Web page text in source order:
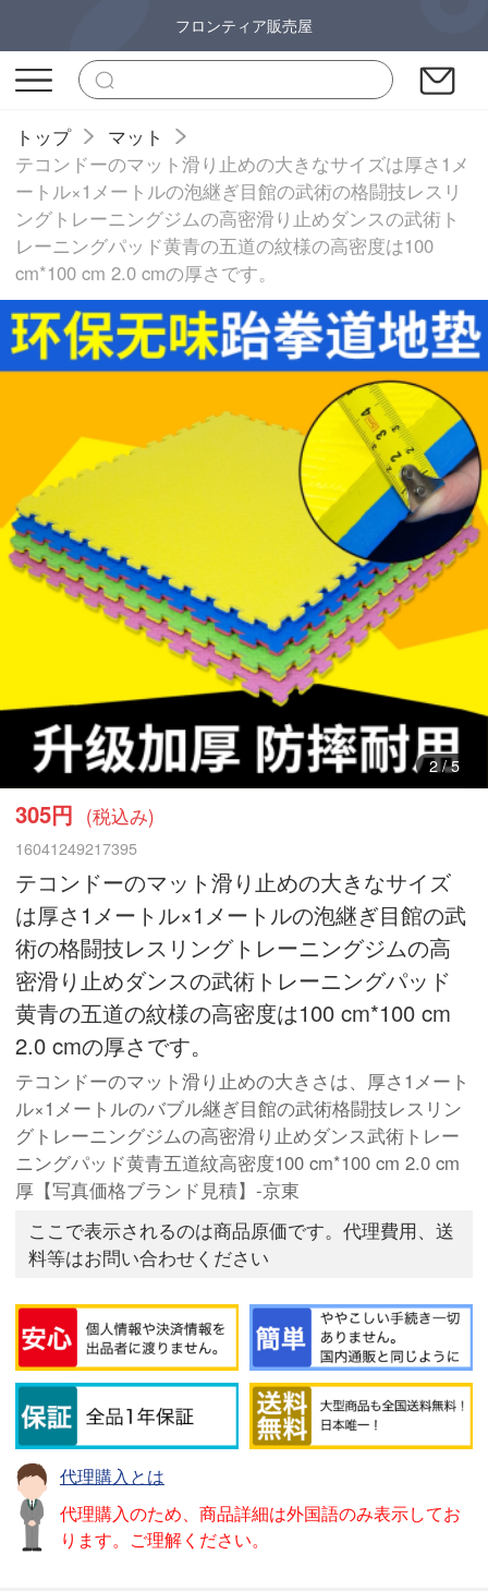
フロンティア販売屋
トップ
マット
テコンドーのマット滑り止めの大きなサイズは厚さ1メ
ートル×1メートルの泡継ぎ目館の武術の格闘技レスリ
ングトレーニングジムの高密滑り止めダンスの武術ト
レーニングパッド黄青の五道の紋様の高密度は100
cm*100 cm 2.0 cmの厚さです。
3/5
305円 (税込み)
16041249217395
テコンドーのマット滑り止めの大きなサイズ
は厚さ1メートル×1メートルの泡継ぎ目館の武
術の格闘技レスリングトレーニングジムの高
密滑り止めダンスの武術トレーニングパッド
黄青の五道の紋様の高密度は100 cm*100 cm
2.0 cmの厚さです。
テコンドーのマット滑り止めの大きさは、厚さ1メート
ル×1メートルのバブル継ぎ目館の武術格闘技レスリン
グトレーニングジムの高密滑り止めダンス武術トレー
ニングパッド黄青五道紋高密度100 cm*100 cm 2.0 cm
厚【写真価格ブランド見積】-京東
ここで表示されるのは商品原価です。代理費用、送
料等はお問い合わせください
代理購入とは
代理購入のため、商品詳細は外国語のみ表示してお
ります。ご理解ください。